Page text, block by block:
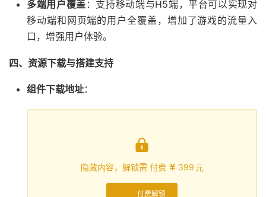
多端用户覆盖 ：支持移动端与H5端，平台可以实现对
移动端和网页端的用户全覆盖，增加了游戏的流量入
口，增强用户体验。
四、资源下载与搭建支持
组件下载地址：

隐藏内容，解锁需 付费  399元
付费解锁